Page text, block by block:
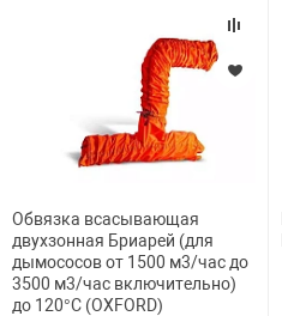
оборудование
решения
Обвязка всасывающая
двухзонная Бриарей (для
дымососов от 1500 м3/час до
3500 м3/час включительно)
до 120°С (OXFORD)